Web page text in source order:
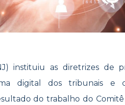
instituiu as diretrizes de
digital dos tribunais e
do trabalho do